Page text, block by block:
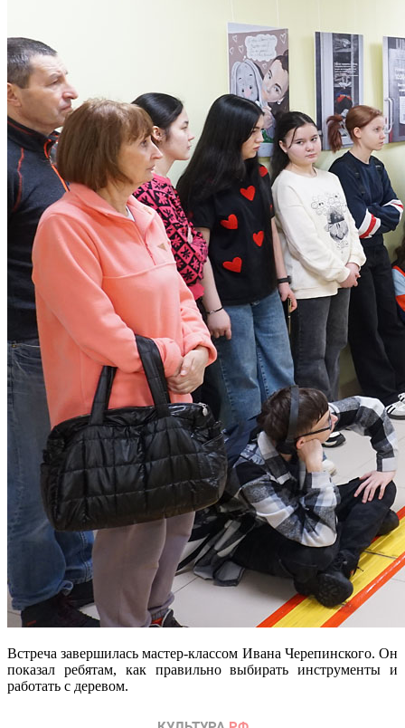
Встреча завершилась мастер-классом Ивана Черепинского. Он
показал ребятам, как правильно выбирать инструменты и
работать с деревом.